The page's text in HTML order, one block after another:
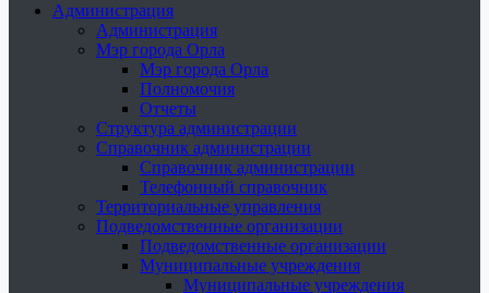
Администрация
Администрация
Мэр города Орла
Мэр города Орла
Полномочия
Отчеты
Структура администрации
Справочник администрации
Справочник администрации
Телефонный справочник
Территориальные управления
Подведомственные организации
Подведомственные организации
Муниципальные учреждения
Муниципальные учреждения